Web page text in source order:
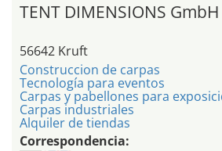
TENT DIMENSIONS GmbH
56642 Kruft
Construccion de carpas
Tecnología para eventos
Carpas y pabellones para
Carpas industriales
Alquiler de tiendas
Correspondencia: